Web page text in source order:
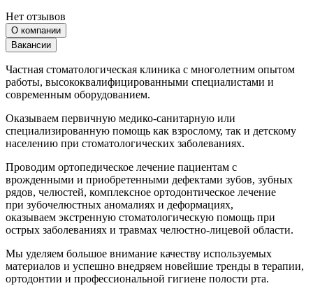
Нет отзывов
О компании
Вакансии
Частная стоматологическая клиника с многолетним опытом
работы, высококвалифицированными специалистами и
современным оборудованием.
Оказываем первичную медико-санитарную или
специализированную помощь как взрослому, так и детскому
населению при стоматологических заболеваниях.
Проводим ортопедическое лечение пациентам с
врожденными и приобретенными дефектами зубов, зубных
рядов, челюстей, комплексное ортодонтическое лечение
при зубочелюстных аномалиях и деформациях,
оказываем экстренную стоматологическую помощь при
острых заболеваниях и травмах челюстно-лицевой области.
Мы уделяем большое внимание качеству используемых
материалов и успешно внедряем новейшие тренды в терапии,
ортодонтии и профессиональной гигиене полости рта.